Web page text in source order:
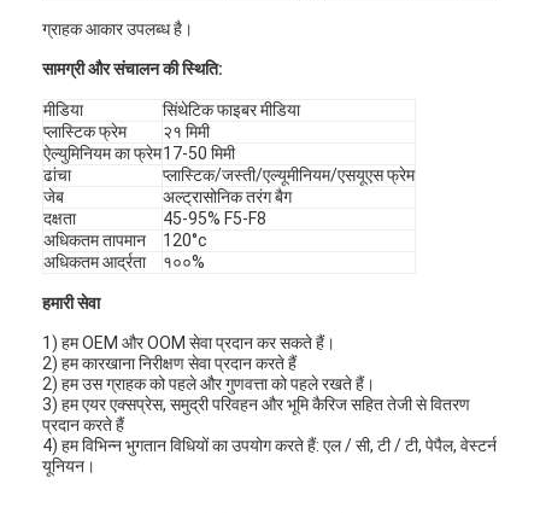
एयर फिल्टर निर्माण मशीन
पॉकेट फ़िल्टर बनाने की मशीन
स्वचालित रिवेटिंग मशीन
अर्ध स्वचालित रिवेटिंग मशीन
फ़्रेम वेल्डर
वायु शोधक फ़िल्टर
एल्यूमिनियम बैग फ़िल्टर
डस्ट बैग फ़िल्टर
ग्राहक आकार उपलब्ध है।
सामग्री और संचालन की स्थिति:
मीडिया
सिंथेटिक फाइबर मीडिया
प्लास्टिक फ्रेम
२१ मिमी
ऐल्युमिनियम का फ्रेम17-50 मिमी
ढांचा
प्लास्टिक/जस्ती/एल्यूमीनियम/एसयूएस फ्रेम
जेब
अल्ट्रासोनिक तरंग बैग
दक्षता
45-95% F5-F8
अधिकतम तापमान
120°c
अधिकतम आर्द्रता
१००%
हमारी सेवा
1) हम OEM और OOM सेवा प्रदान कर सकते हैं।
2) हम कारखाना निरीक्षण सेवा प्रदान करते हैं
2) हम उस ग्राहक को पहले और गुणवत्ता को पहले रखते हैं।
3) हम एयर एक्सप्रेस, समुद्री परिवहन और भूमि कैरिज सहित तेजी से वितरण
प्रदान करते हैं
4) हम विभिन्न भुगतान विधियों का उपयोग करते हैं: एल / सी, टी / टी, पेपैल, वेस्टर्न
यूनियन।